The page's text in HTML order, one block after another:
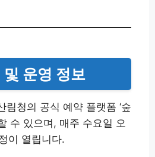
운영 정보
림청의 공식 예약 플랫폼 ‘숲
수 있으며, 매주 수요일 오
이 열립니다.